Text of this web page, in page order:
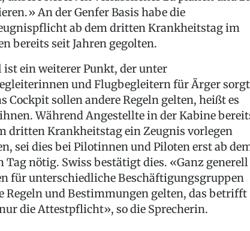
An der Genfer Basis habe die
ab dem dritten Krankheitstag im
bereits seit Jahren gegolten.
ist ein weiterer Punkt, der unter
und Flugbegleitern für Ärger
Cockpit sollen andere Regeln gelten, heißt es
Während Angestellte in der Kabine
dritten Krankheitstag ein Zeugnis vorlegen
sei dies bei Pilotinnen und Piloten erst ab
Tag nötig. Swiss bestätigt dies. «Ganz generell
für unterschiedliche Beschäftigungsgruppen
Regeln und Bestimmungen gelten, das betrifft
die Attestpflicht», so die Sprecherin.